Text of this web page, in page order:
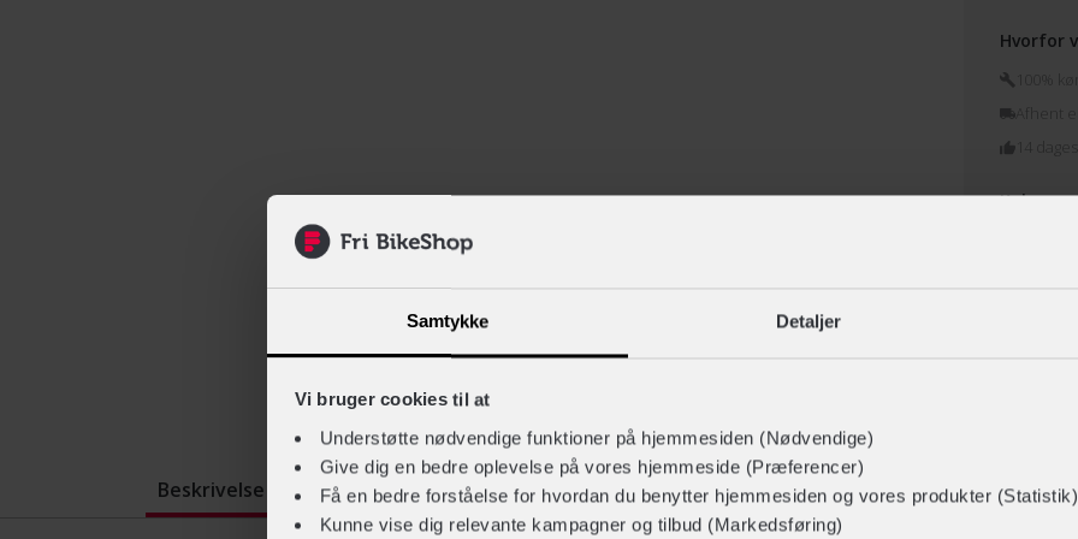
Samtykke Detaljer
Vi bruger cookies til at
Understøtte nødvendige funktioner på hjemmesiden (Nødvendige)
Give dig en bedre oplevelse på vores hjemmeside (Præferencer)
Få en bedre forståelse for hvordan du benytter hjemmesiden og vores produkter (Statistik)
Kunne vise dig relevante kampagner og tilbud (Markedsføring)
Hvorfor
100%
14
Køb
Beskrivelse Brugervurdering Fri BikeSmart